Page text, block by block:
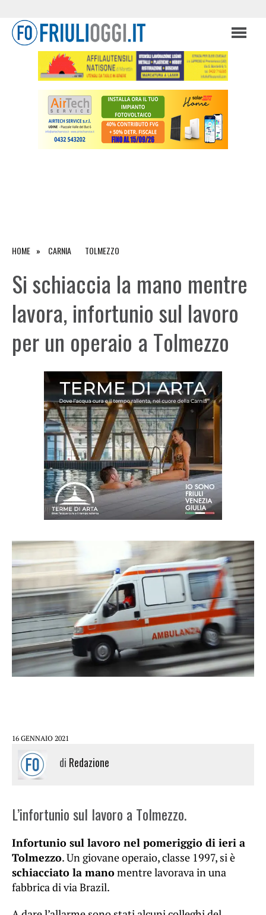
HOME CARNIA TOLMEZZO
Si schiaccia la mano mentre
lavora, infortunio sul lavoro
per un operaio a Tolmezzo
16 GENNAIO 2021
di Redazione
L’infortunio sul lavoro a Tolmezzo.
Infortunio sul lavoro nel pomeriggio di ieri a
Tolmezzo. Un giovane operaio, classe 1997, si è
schiacciato la manomentre lavorava in una
fabbrica di via Brazil.